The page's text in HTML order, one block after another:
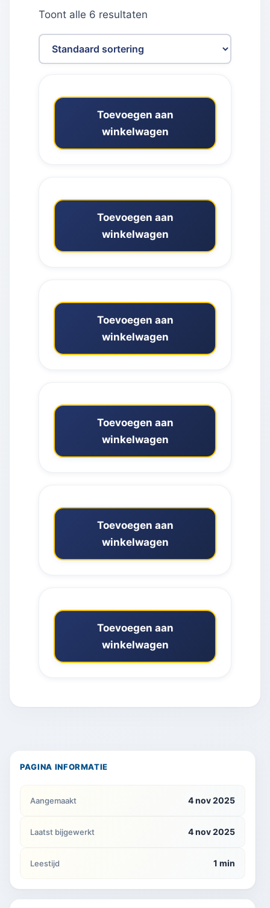
Toont alle 6 resultaten
Toevoegen aan
winkelwagen
Toevoegen aan
winkelwagen
Toevoegen aan
winkelwagen
Toevoegen aan
winkelwagen
Toevoegen aan
winkelwagen
Toevoegen aan
winkelwagen
PAGINA INFORMATIE
Aangemaakt 4 nov 2025
Laatst bijgewerkt 4 nov 2025
Leestijd 1 min